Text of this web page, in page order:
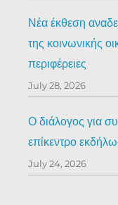
Νέα έκθεση
της κοινωνικής
περιφέρειες
July 28, 2026
Ο διάλογος για
επίκεντρο
July 24, 2026